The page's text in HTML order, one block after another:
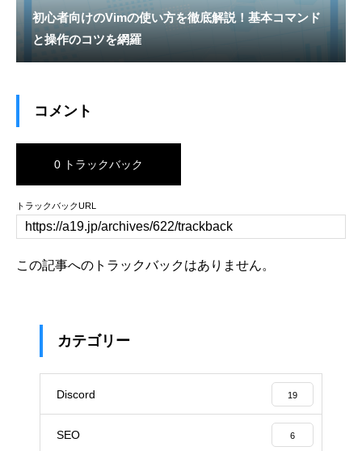
初心者向けのVimの使い方を徹底解説！基本コマンド
と操作のコツを網羅
コメント
0 トラックバック
トラックバックURL
この記事へのトラックバックはありません。
カテゴリー
Discord 19
SEO 6